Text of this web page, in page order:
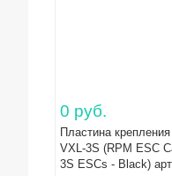
0 руб.
Пластина
VXL-3S (RPM ESC
3S ESCs - Black)